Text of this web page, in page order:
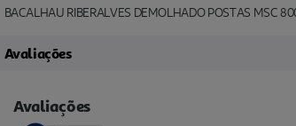
BACALHAU RIBERALVES DEMOLHADO POSTAS MSC
Avaliações